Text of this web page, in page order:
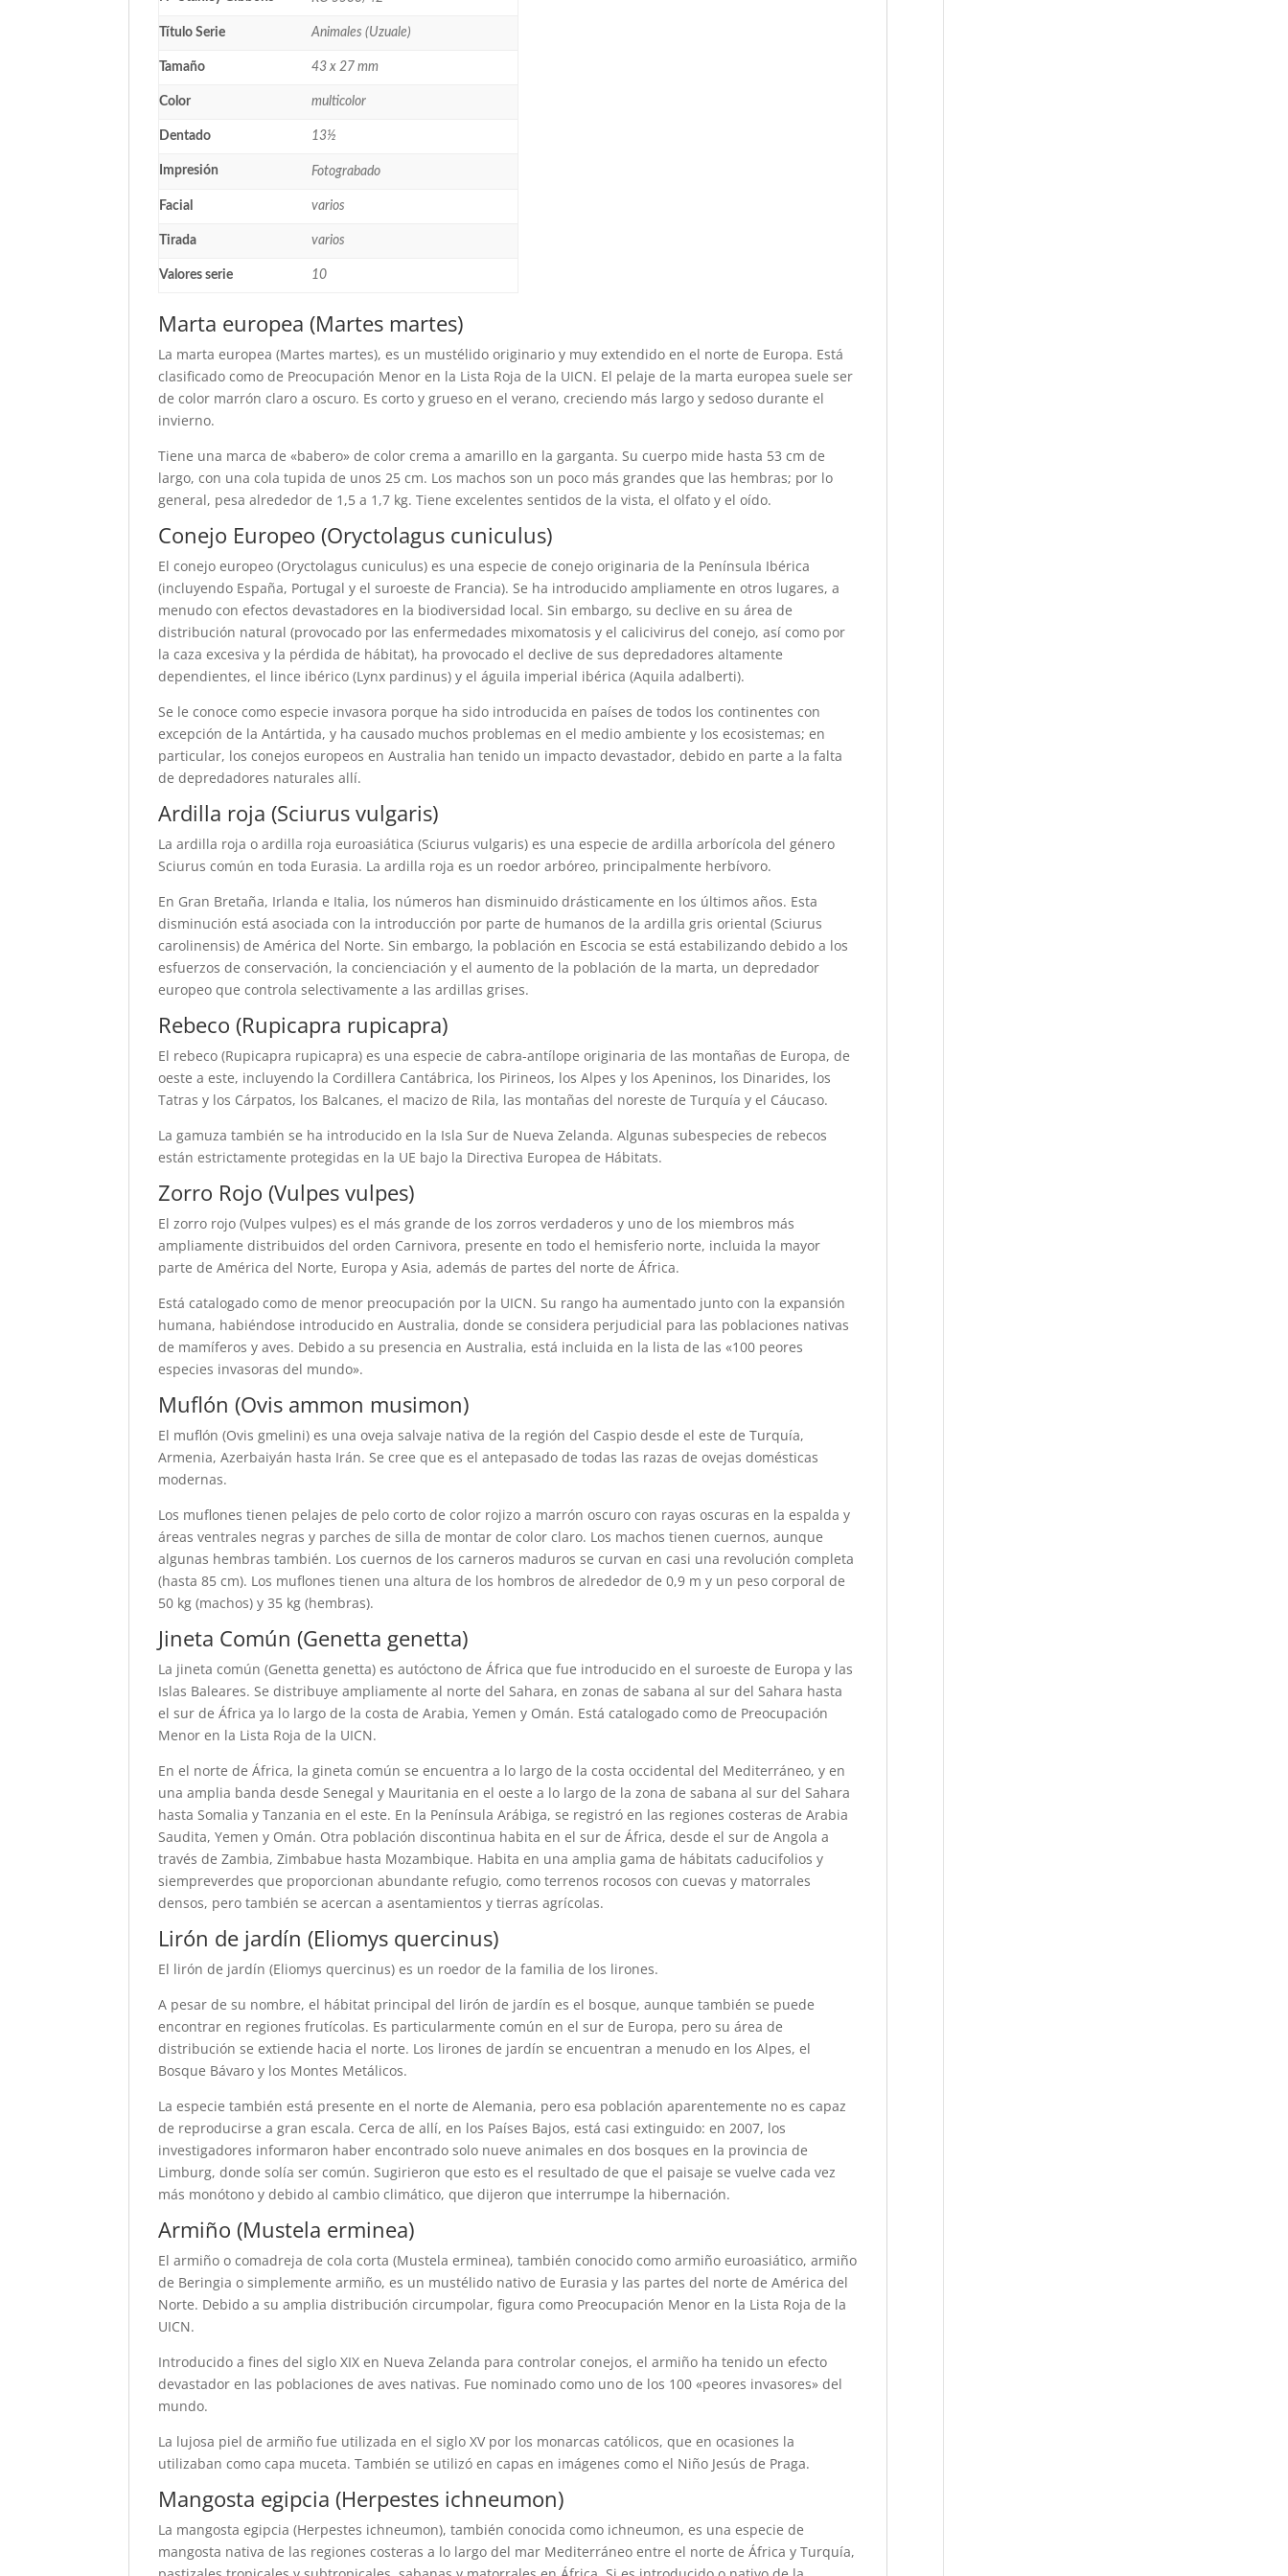
Título Serie Animales (Uzuale)
Tamaño 43 x 27 mm
Color multicolor
Dentado 13½
Impresión Fotograbado
Facial varios
Tirada varios
Valores serie 10
Marta europea (Martes martes)
La marta europea (Martes martes), es un mustélido originario y muy extendido en el norte de Europa. Está
clasificado como de Preocupación Menor en la Lista Roja de la UICN. El pelaje de la marta europea suele ser
de color marrón claro a oscuro. Es corto y grueso en el verano, creciendo más largo y sedoso durante el
invierno.
Tiene una marca de «babero» de color crema a amarillo en la garganta. Su cuerpo mide hasta 53 cm de
largo, con una cola tupida de unos 25 cm. Los machos son un poco más grandes que las hembras; por lo
general, pesa alrededor de 1,5 a 1,7 kg. Tiene excelentes sentidos de la vista, el olfato y el oído.
Conejo Europeo (Oryctolagus cuniculus)
El conejo europeo (Oryctolagus cuniculus) es una especie de conejo originaria de la Península Ibérica
(incluyendo España, Portugal y el suroeste de Francia). Se ha introducido ampliamente en otros lugares, a
menudo con efectos devastadores en la biodiversidad local. Sin embargo, su declive en su área de
distribución natural (provocado por las enfermedades mixomatosis y el calicivirus del conejo, así como por
la caza excesiva y la pérdida de hábitat), ha provocado el declive de sus depredadores altamente
dependientes, el lince ibérico (Lynx pardinus) y el águila imperial ibérica (Aquila adalberti).
Se le conoce como especie invasora porque ha sido introducida en países de todos los continentes con
excepción de la Antártida, y ha causado muchos problemas en el medio ambiente y los ecosistemas; en
particular, los conejos europeos en Australia han tenido un impacto devastador, debido en parte a la falta
de depredadores naturales allí.
Ardilla roja (Sciurus vulgaris)
La ardilla roja o ardilla roja euroasiática (Sciurus vulgaris) es una especie de ardilla arborícola del género
Sciurus común en toda Eurasia. La ardilla roja es un roedor arbóreo, principalmente herbívoro.
En Gran Bretaña, Irlanda e Italia, los números han disminuido drásticamente en los últimos años. Esta
disminución está asociada con la introducción por parte de humanos de la ardilla gris oriental (Sciurus
carolinensis) de América del Norte. Sin embargo, la población en Escocia se está estabilizando debido a los
esfuerzos de conservación, la concienciación y el aumento de la población de la marta, un depredador
europeo que controla selectivamente a las ardillas grises.
Rebeco (Rupicapra rupicapra)
El rebeco (Rupicapra rupicapra) es una especie de cabra-antílope originaria de las montañas de Europa, de
oeste a este, incluyendo la Cordillera Cantábrica, los Pirineos, los Alpes y los Apeninos, los Dinarides, los
Tatras y los Cárpatos, los Balcanes, el macizo de Rila, las montañas del noreste de Turquía y el Cáucaso.
La gamuza también se ha introducido en la Isla Sur de Nueva Zelanda. Algunas subespecies de rebecos
están estrictamente protegidas en la UE bajo la Directiva Europea de Hábitats.
Zorro Rojo (Vulpes vulpes)
El zorro rojo (Vulpes vulpes) es el más grande de los zorros verdaderos y uno de los miembros más
ampliamente distribuidos del orden Carnivora, presente en todo el hemisferio norte, incluida la mayor
parte de América del Norte, Europa y Asia, además de partes del norte de África.
Está catalogado como de menor preocupación por la UICN. Su rango ha aumentado junto con la expansión
humana, habiéndose introducido en Australia, donde se considera perjudicial para las poblaciones nativas
de mamíferos y aves. Debido a su presencia en Australia, está incluida en la lista de las «100 peores
especies invasoras del mundo».
Muflón (Ovis ammon musimon)
El muflón (Ovis gmelini) es una oveja salvaje nativa de la región del Caspio desde el este de Turquía,
Armenia, Azerbaiyán hasta Irán. Se cree que es el antepasado de todas las razas de ovejas domésticas
modernas.
Los muflones tienen pelajes de pelo corto de color rojizo a marrón oscuro con rayas oscuras en la espalda y
áreas ventrales negras y parches de silla de montar de color claro. Los machos tienen cuernos, aunque
algunas hembras también. Los cuernos de los carneros maduros se curvan en casi una revolución completa
(hasta 85 cm). Los muflones tienen una altura de los hombros de alrededor de 0,9 m y un peso corporal de
50 kg (machos) y 35 kg (hembras).
Jineta Común (Genetta genetta)
La jineta común (Genetta genetta) es autóctono de África que fue introducido en el suroeste de Europa y las
Islas Baleares. Se distribuye ampliamente al norte del Sahara, en zonas de sabana al sur del Sahara hasta
el sur de África ya lo largo de la costa de Arabia, Yemen y Omán. Está catalogado como de Preocupación
Menor en la Lista Roja de la UICN.
En el norte de África, la gineta común se encuentra a lo largo de la costa occidental del Mediterráneo, y en
una amplia banda desde Senegal y Mauritania en el oeste a lo largo de la zona de sabana al sur del Sahara
hasta Somalia y Tanzania en el este. En la Península Arábiga, se registró en las regiones costeras de Arabia
Saudita, Yemen y Omán. Otra población discontinua habita en el sur de África, desde el sur de Angola a
través de Zambia, Zimbabue hasta Mozambique. Habita en una amplia gama de hábitats caducifolios y
siempreverdes que proporcionan abundante refugio, como terrenos rocosos con cuevas y matorrales
densos, pero también se acercan a asentamientos y tierras agrícolas.
Lirón de jardín (Eliomys quercinus)
El lirón de jardín (Eliomys quercinus) es un roedor de la familia de los lirones.
A pesar de su nombre, el hábitat principal del lirón de jardín es el bosque, aunque también se puede
encontrar en regiones frutícolas. Es particularmente común en el sur de Europa, pero su área de
distribución se extiende hacia el norte. Los lirones de jardín se encuentran a menudo en los Alpes, el
Bosque Bávaro y los Montes Metálicos.
La especie también está presente en el norte de Alemania, pero esa población aparentemente no es capaz
de reproducirse a gran escala. Cerca de allí, en los Países Bajos, está casi extinguido: en 2007, los
investigadores informaron haber encontrado solo nueve animales en dos bosques en la provincia de
Limburg, donde solía ser común. Sugirieron que esto es el resultado de que el paisaje se vuelve cada vez
más monótono y debido al cambio climático, que dijeron que interrumpe la hibernación.
Armiño (Mustela erminea)
El armiño o comadreja de cola corta (Mustela erminea), también conocido como armiño euroasiático, armiño
de Beringia o simplemente armiño, es un mustélido nativo de Eurasia y las partes del norte de América del
Norte. Debido a su amplia distribución circumpolar, figura como Preocupación Menor en la Lista Roja de la
UICN.
Introducido a fines del siglo XIX en Nueva Zelanda para controlar conejos, el armiño ha tenido un efecto
devastador en las poblaciones de aves nativas. Fue nominado como uno de los 100 «peores invasores» del
mundo.
La lujosa piel de armiño fue utilizada en el siglo XV por los monarcas católicos, que en ocasiones la
utilizaban como capa muceta. También se utilizó en capas en imágenes como el Niño Jesús de Praga.
Mangosta egipcia (Herpestes ichneumon)
La mangosta egipcia (Herpestes ichneumon), también conocida como ichneumon, es una especie de
mangosta nativa de las regiones costeras a lo largo del mar Mediterráneo entre el norte de África y Turquía,